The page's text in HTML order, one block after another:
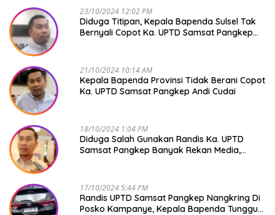
23/10/2024 12:02 PM
Diduga Titipan, Kepala Bapenda Sulsel Tak
Bernyali Copot Ka. UPTD Samsat Pangkep
21/10/2024 10:14 AM
Kepala Bapenda Provinsi Tidak Berani Copot
Ka. UPTD Samsat Pangkep Andi Cudai
18/10/2024 1:04 PM
Diduga Salah Gunakan Randis Ka. UPTD
Samsat Pangkep Banyak Rekan Media,
17/10/2024 5:44 PM
Randis UPTD Samsat Pangkep Nangkring Di
Posko Kampanye, Kepala Bapenda Tunggu